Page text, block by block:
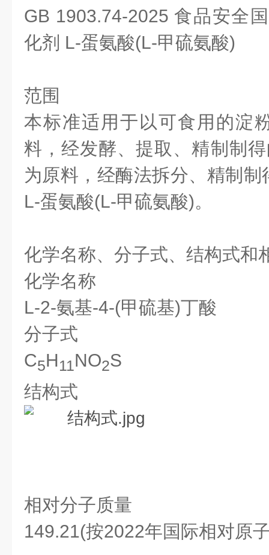
GB 1903.74-2025 食品安全
化剂 L-蛋氨酸(L-甲硫氨酸)
范围
本标准适用于以可食用的淀
料，经发酵、提取、精制制
为原料，经酶法拆分、精制
L-蛋氨酸(L-甲硫氨酸)。
化学名称、分子式、结构式和
化学名称
L-2-氨基-4-(甲硫基)丁酸
分子式
C5H11NO2S
结构式
相对分子质量
149.21(按2022年国际相对原